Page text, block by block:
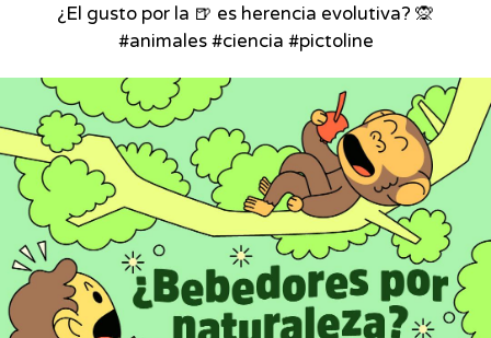
¿El gusto por la 🍺 es herencia evolutiva? 🙊
#animales #ciencia #pictoline